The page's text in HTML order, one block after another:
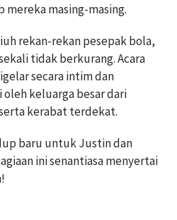
masing-masing.
rekan-rekan pesepak bola,
tidak berkurang. Acara
secara intim dan
keluarga besar dari
kerabat terdekat.
baru untuk Justin dan
ini senantiasa menyertai